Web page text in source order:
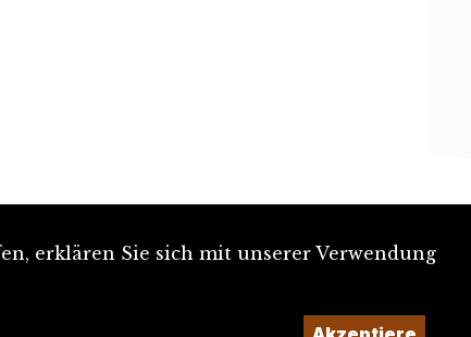
erklären Sie sich mit unserer Verwendung